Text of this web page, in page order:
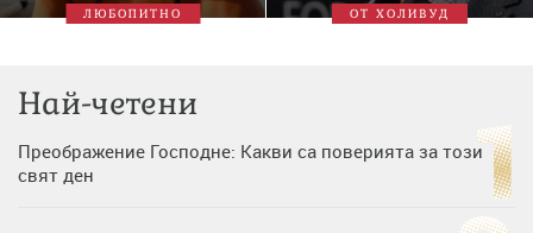
ЛЮБОПИТНО ОТ ХОЛИВУД
Най-четени
Преображение Господне: Какви са поверията за този
свят ден